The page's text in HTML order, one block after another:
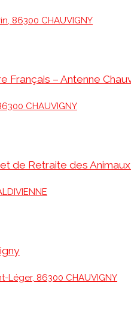
86300 CHAUVIGNY
Français – Antenne
CHAUVIGNY
de Retraite des
Léger, 86300 CHAUVIGNY